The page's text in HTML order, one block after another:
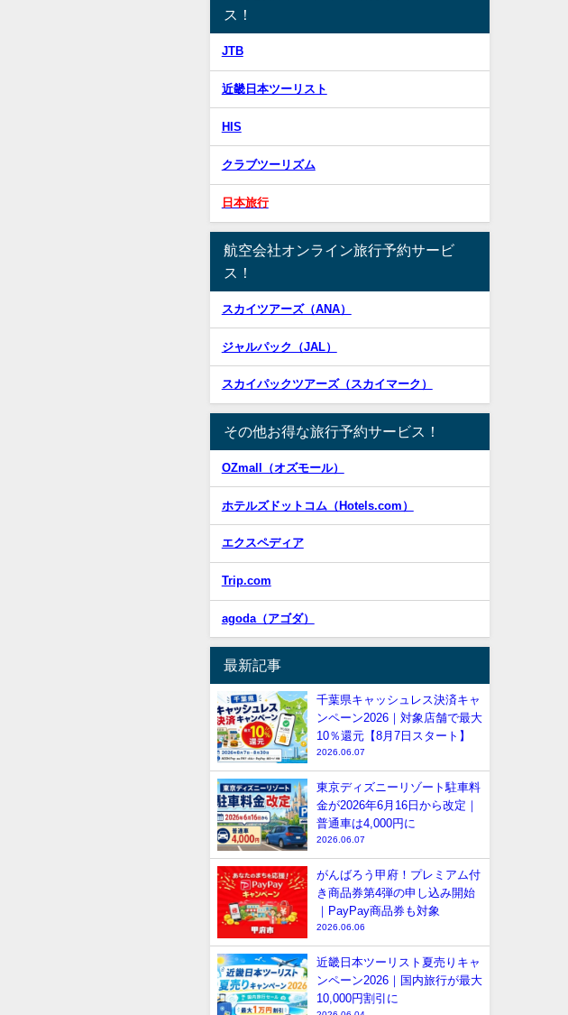
ス！
JTB
近畿日本ツーリスト
HIS
クラブツーリズム
日本旅行
航空会社オンライン旅行予約サービ
ス！
スカイツアーズ（ANA）
ジャルパック（JAL）
スカイパックツアーズ（スカイマーク）
その他お得な旅行予約サービス！
OZmall（オズモール）
ホテルズドットコム（Hotels.com）
エクスペディア
Trip.com
agoda（アゴダ）
最新記事
千葉県キャッシュレス決済キャ
ンペーン2026｜対象店舗で最大
10％還元【8月7日スタート】
2026.06.07
東京ディズニーリゾート駐車料
金が2026年6月16日から改定｜
普通車は4,000円に
2026.06.07
がんばろう甲府！プレミアム付
き商品券第4弾の申し込み開始
｜PayPay商品券も対象
2026.06.06
近畿日本ツーリスト夏売りキャ
ンペーン2026｜国内旅行が最大
10,000円割引に